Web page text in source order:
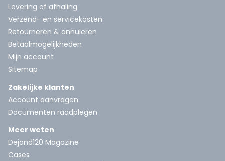
Levering of afhaling
Verzend- en servicekosten
Retourneren & annuleren
Betaalmogelijkheden
Mijn account
Sitemap
Zakelijke klanten
Account aanvragen
Documenten raadplegen
Meer weten
Dejond120 Magazine
Cases